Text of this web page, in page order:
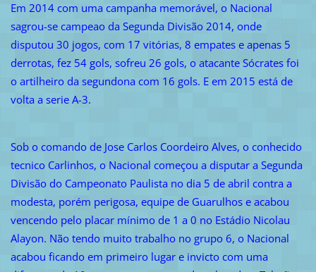
Em 2014 com uma campanha memorável, o Nacional
sagrou-se campeao da Segunda Divisão 2014, onde
disputou 30 jogos, com 17 vitórias, 8 empates e apenas 5
derrotas, fez 54 gols, sofreu 26 gols, o atacante Sócrates foi
o artilheiro da segundona com 16 gols. E em 2015 está de
volta a serie A-3.
Sob o comando de Jose Carlos Coordeiro Alves, o conhecido
tecnico Carlinhos, o Nacional começou a disputar a Segunda
Divisão do Campeonato Paulista no dia 5 de abril contra a
modesta, porém perigosa, equipe de Guarulhos e acabou
vencendo pelo placar mínimo de 1 a 0 no Estádio Nicolau
Alayon. Não tendo muito trabalho no grupo 6, o Nacional
acabou ficando em primeiro lugar e invicto com uma